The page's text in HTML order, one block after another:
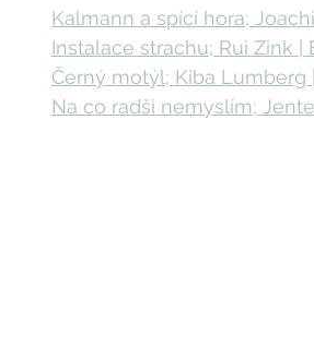
Kalmann a spící hora;
Instalace strachu; Rui Zink |
Černý motýl; Kiba Lumberg
Na co radši nemyslím;